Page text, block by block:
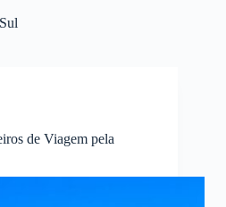
de Viagem pela